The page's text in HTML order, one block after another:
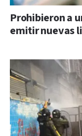
Prohibieron a
emitir nuevas